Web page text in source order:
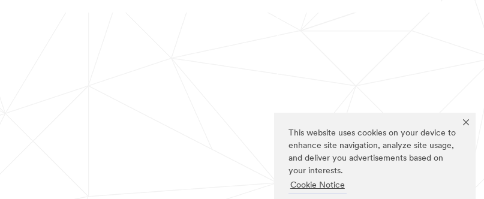
This website uses cookies on your device to
enhance site navigation, analyze site usage,
and deliver you advertisements based on
your interests.
Cookie Notice